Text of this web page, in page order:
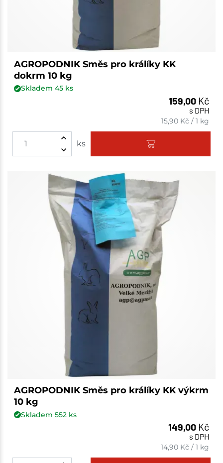
AGROPODNIK Směs pro králíky KK
dokrm 10 kg
Skladem 45ks
159,00 Kč
s DPH
15,90 Kč /1 kg
ks
AGROPODNIK Směs pro králíky KK výkrm
10 kg
Skladem 552ks
149,00 Kč
s DPH
14,90 Kč /1 kg